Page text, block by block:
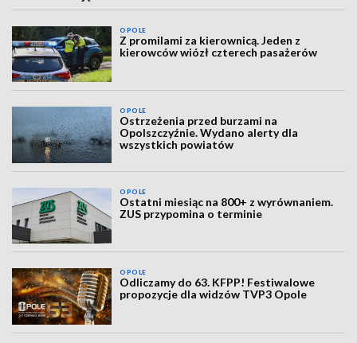
OPOLE
Z promilami za kierownicą. Jeden z
kierowców wiózł czterech pasażerów
OPOLE
Ostrzeżenia przed burzami na
Opolszczyźnie. Wydano alerty dla
wszystkich powiatów
OPOLE
Ostatni miesiąc na 800+ z wyrównaniem.
ZUS przypomina o terminie
OPOLE
Odliczamy do 63. KFPP! Festiwalowe
propozycje dla widzów TVP3 Opole